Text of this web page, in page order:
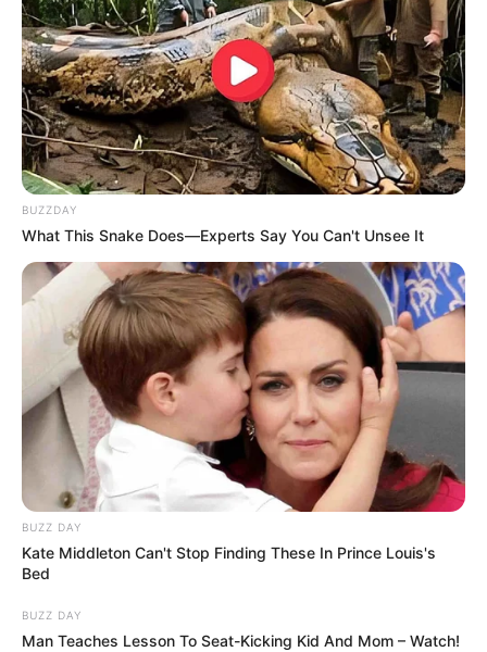
10 Pose Manekin Anti
Mainstream yang Konyol
Banget
8 Kata Lucu Seputar Malam
Minggu ala Jomblo yang Bikin
Ngenes
10 Desain Kanopi Tempat
Tidur, Serasa Beristirahat di
Kamar Raja
BUZZDAY
What This Snake Does—Experts Say You Can't Unsee It
BUZZ DAY
Kate Middleton Can't Stop Finding These In Prince Louis's
Bed
BUZZ DAY
Man Teaches Lesson To Seat-Kicking Kid And Mom – Watch!